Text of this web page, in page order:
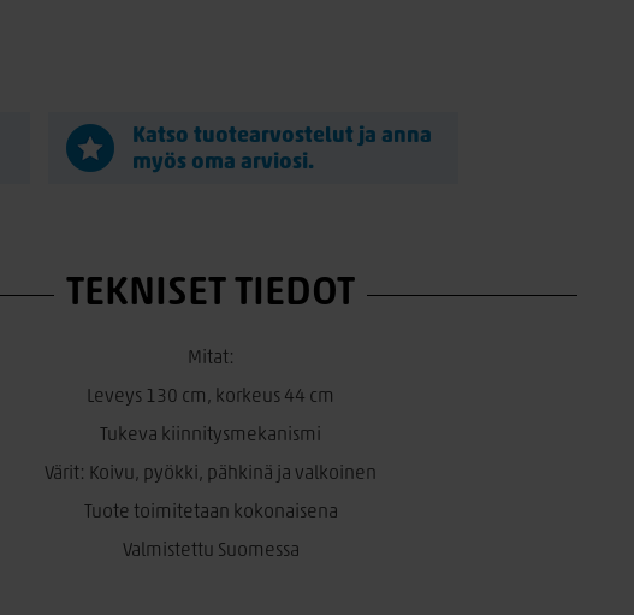
Katso tuotearvostelut ja anna
myös oma arviosi.
TEKNISET TIEDOT
Mitat:
Leveys 130 cm, korkeus 44 cm
Tukeva kiinnitysmekanismi
Värit: Koivu, pyökki, pähkinä ja valkoinen
Tuote toimitetaan kokonaisena
Valmistettu Suomessa